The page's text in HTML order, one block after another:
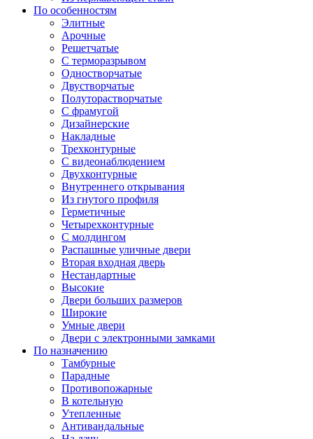
По особенностям
Элитные
Арочные
Решетчатые
С терморазрывом
Одностворчатые
Двустворчатые
Полуторастворчатые
С фрамугой
Дизайнерские
Накладные
Трехконтурные
С видеонаблюдением
Двухконтурные
Внутреннего открывания
Из гнутого профиля
Герметичные
Четырехконтурные
С молдингом
Распашные уличные двери
Вторая входная дверь
Нестандартные
Высокие
Двери больших размеров
Широкие
Умные двери
Двери с электронными замками
По назначению
Тамбурные
Парадные
Противопожарные
В котельную
Утепленные
Антивандальные